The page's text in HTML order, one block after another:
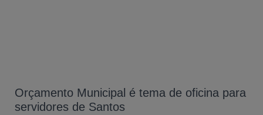
Orçamento Municipal é tema de oficina para
servidores de Santos